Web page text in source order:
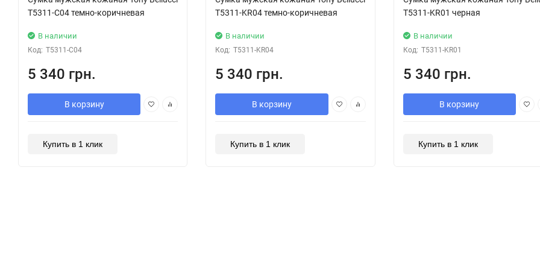
T5311-C04 темно-коричневая
В наличии
Код: T5311-C04
5 340 грн.
В корзину
Купить в 1 клик
T5311-KR04 темно-коричневая
В наличии
Код: T5311-KR04
5 340 грн.
В корзину
Купить в 1 клик
T5311-KR01 черная
В наличии
Код: T5311-KR01
5 340 грн.
В корзину
Купить в 1 клик